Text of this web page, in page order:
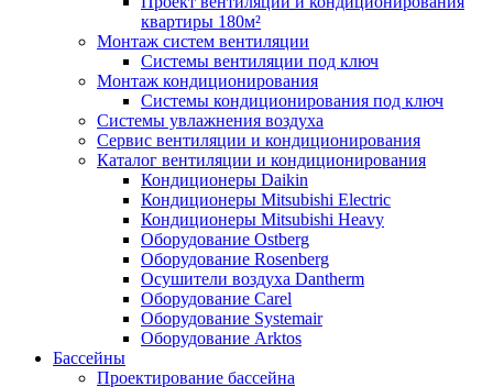
квартиры 180м²
Монтаж систем вентиляции
Системы вентиляции под ключ
Монтаж кондиционирования
Системы кондиционирования под ключ
Системы увлажнения воздуха
Сервис вентиляции и кондиционирования
Каталог вентиляции и кондиционирования
Кондиционеры Daikin
Кондиционеры Mitsubishi Electric
Кондиционеры Mitsubishi Heavy
Оборудование Ostberg
Оборудование Rosenberg
Осушители воздуха Dantherm
Оборудование Carel
Оборудование Systemair
Оборудование Arktos
Бассейны
Проектирование бассейна